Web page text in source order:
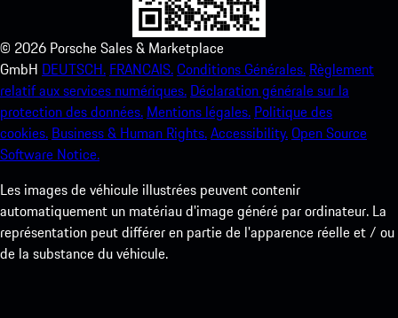
© 2026 Porsche Sales & Marketplace
GmbH DEUTSCH. FRANCAIS.Conditions Générales. Règlement
relatif aux services numériques. Déclaration générale sur la
protection des données. Mentions légales. Politique des
cookies. Business & Human Rights.Accessibility.Open Source
Software Notice.
Les images de véhicule illustrées peuvent contenir
automatiquement un matériau d'image généré par ordinateur. La
représentation peut différer en partie de l'apparence réelle et / ou
de la substance du véhicule.